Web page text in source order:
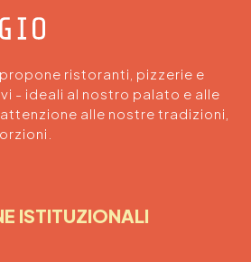
ristoranti, pizzerie e
- ideali al nostro palato e alle
alle nostre tradizioni,
ISTITUZIONALI